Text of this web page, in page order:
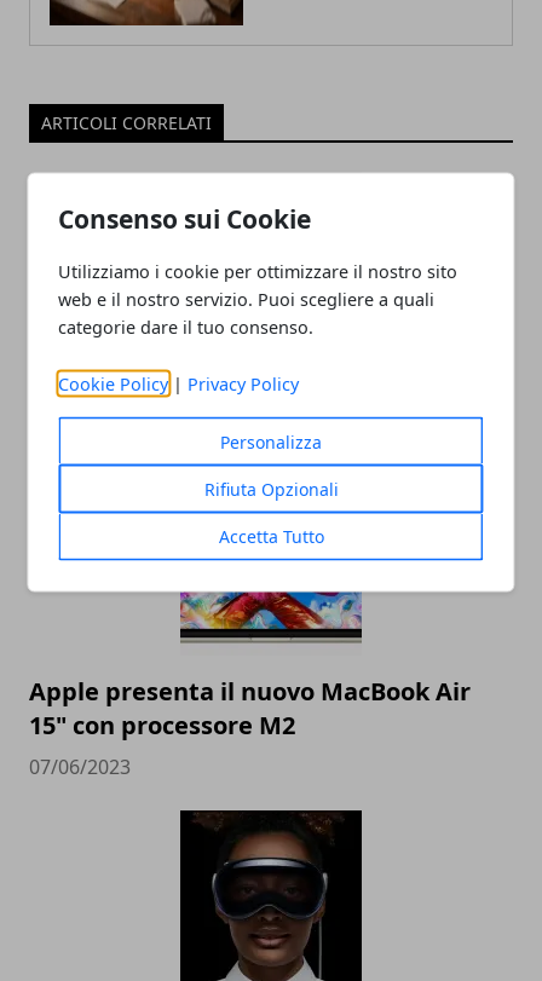
Consenso sui Cookie
Utilizziamo i cookie per ottimizzare il nostro sito
web e il nostro servizio. Puoi scegliere a quali
categorie dare il tuo consenso.
Cookie Policy | Privacy Policy
Personalizza
Rifiuta Opzionali
Accetta Tutto
ARTICOLI CORRELATI
tvOS 17 avrà le VPN nativa su Apple TV
Apple presenta il nuovo MacBook Air
15" con processore M2
07/06/2023